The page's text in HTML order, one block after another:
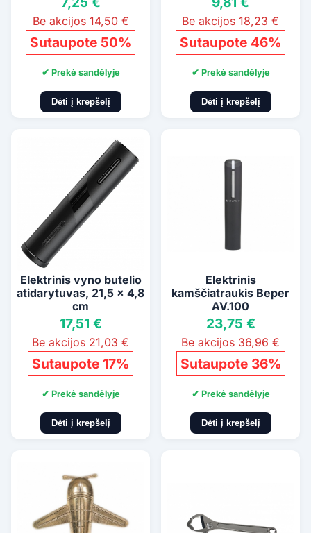
Be akcijos 14,50 €
Sutaupote 50%
✔ Prekė sandėlyje
Dėti į krepšelį
Be akcijos 18,23 €
Sutaupote 46%
✔ Prekė sandėlyje
Dėti į krepšelį
Elektrinis vyno butelio
atidarytuvas, 21,5 x 4,8
cm
17,51 €
Be akcijos 21,03 €
Sutaupote 17%
✔ Prekė sandėlyje
Dėti į krepšelį
Elektrinis
kamščiatraukis Beper
AV.100
23,75 €
Be akcijos 36,96 €
Sutaupote 36%
✔ Prekė sandėlyje
Dėti į krepšelį